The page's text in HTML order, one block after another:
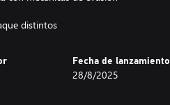
distintos
Fecha de lanzamiento
28/8/2025